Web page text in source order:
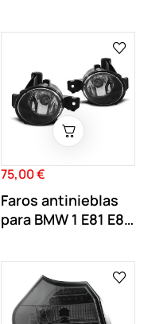
Precio
75,00 €
Faros antinieblas
para BMW 1 E81 E82